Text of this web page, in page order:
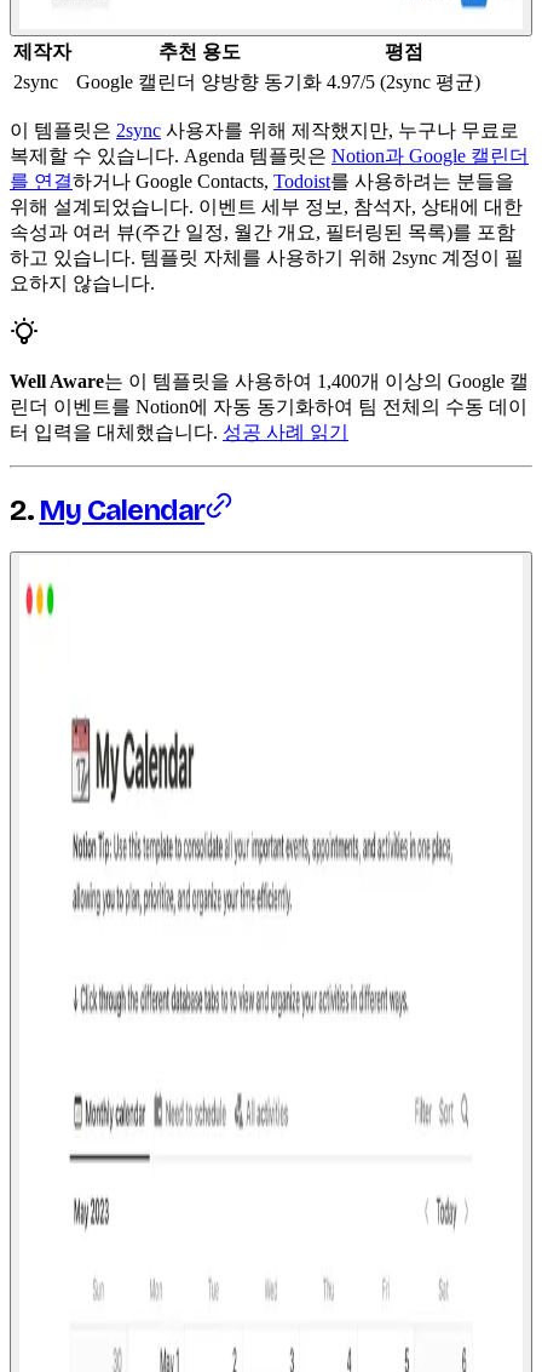
제작자 추천 용도
평점
2sync
Google 캘린더 양방향 동기화 4.97/5 (2sync 평균)
이 템플릿은 2sync 사용자를 위해 제작했지만, 누구나 무료로
복제할 수 있습니다. Agenda 템플릿은 Notion과 Google 캘린더
를 연결하거나 Google Contacts, Todoist를 사용하려는 분들을
위해 설계되었습니다. 이벤트 세부 정보, 참석자, 상태에 대한
속성과 여러 뷰(주간 일정, 월간 개요, 필터링된 목록)를 포함
하고 있습니다. 템플릿 자체를 사용하기 위해 2sync 계정이 필
요하지 않습니다.
Well Aware는 이 템플릿을 사용하여 1,400개 이상의 Google 캘
린더 이벤트를 Notion에 자동 동기화하여 팀 전체의 수동 데이
터 입력을 대체했습니다. 성공 사례 읽기
2. My Calendar